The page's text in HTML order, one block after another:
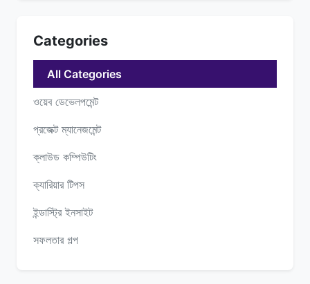
Categories
All Categories
ওয়েব ডেভেলপমেন্ট
প্রজেক্ট ম্যানেজমেন্ট
ক্লাউড কম্পিউটিং
ক্যারিয়ার টিপস
ইন্ডাস্ট্রি ইনসাইট
সফলতার গল্প